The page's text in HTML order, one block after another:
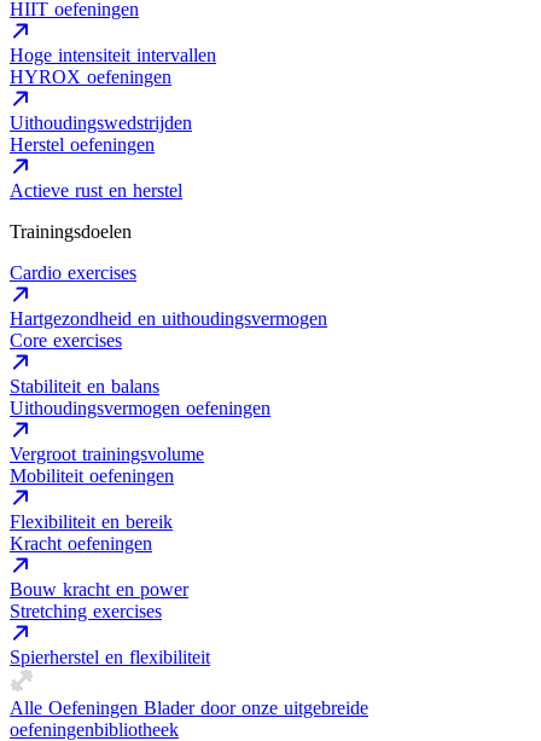
HIIT oefeningen
Hoge intensiteit intervallen
HYROX oefeningen
Uithoudingswedstrijden
Herstel oefeningen
Actieve rust en herstel
Trainingsdoelen
Cardio exercises
Hartgezondheid en uithoudingsvermogen
Core exercises
Stabiliteit en balans
Uithoudingsvermogen oefeningen
Vergroot trainingsvolume
Mobiliteit oefeningen
Flexibiliteit en bereik
Kracht oefeningen
Bouw kracht en power
Stretching exercises
Spierherstel en flexibiliteit
Alle Oefeningen Blader door onze uitgebreide
oefeningenbibliotheek